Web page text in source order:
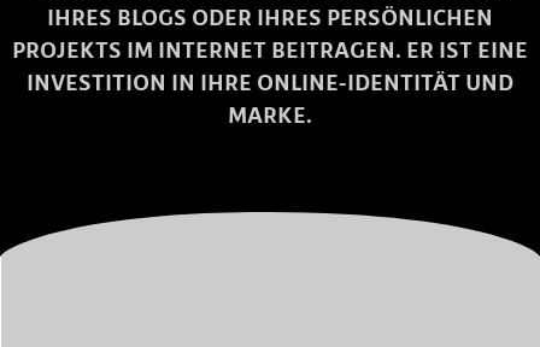
IHRES BLOGS ODER IHRES PERSÖNLICHEN
PROJEKTS IM INTERNET BEITRAGEN. ER IST EINE
INVESTITION IN IHRE ONLINE-IDENTITÄT UND
MARKE.